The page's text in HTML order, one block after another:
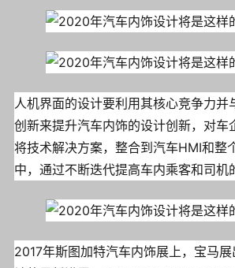
人机界面的设计要利用其核心竞争力并
创新来提升汽车内饰的设计创新，对车
将技术解决方案，整合到汽车HMI和整
中，通过不断迭代提高车内乘客和司机
2017年斯图加特汽车内饰展上，宝马